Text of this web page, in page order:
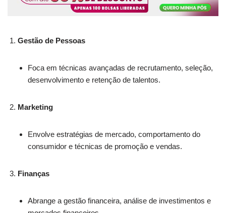
Gestão de Pessoas
Foca em técnicas avançadas de recrutamento, seleção,
desenvolvimento e retenção de talentos.
Marketing
Envolve estratégias de mercado, comportamento do
consumidor e técnicas de promoção e vendas.
Finanças
Abrange a gestão financeira, análise de investimentos e